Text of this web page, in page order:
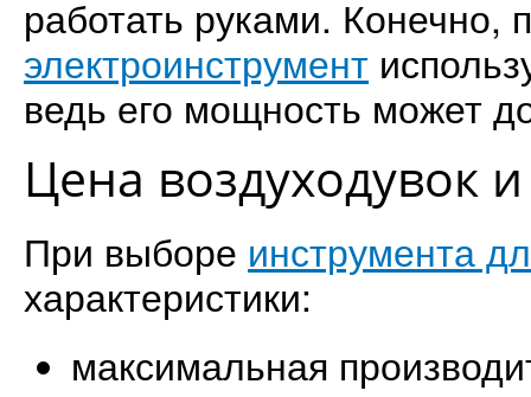
работать руками.
электроинструмент
ведь его мощность может
Цена воздуходувок
При выборе инструмента
характеристики:
максимальная